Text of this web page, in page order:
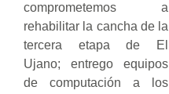
comprometemos a
rehabilitar la cancha de la
tercera etapa de El
Ujano; entrego equipos
de computación a los